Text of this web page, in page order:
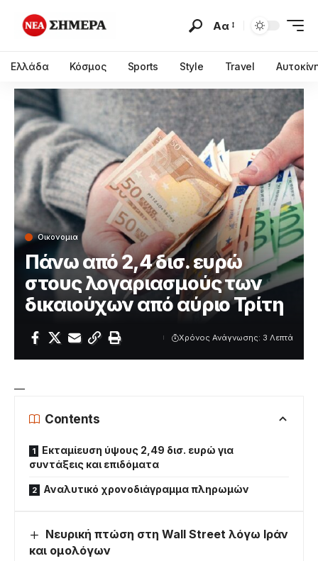
Αα
Ελλάδα Κόσμος Sports Style Travel
Οικονομια
Πάνω από 2,4 δισ. ευρώ
στους λογαριασμούς των
δικαιούχων από αύριο Τρίτη
Χρόνος Ανάγνωσης: 3 Λεπτά
—
Contents
Εκταμίευση ύψους 2,49 δισ. ευρώ για
συντάξεις και επιδόματα
Αναλυτικό χρονοδιάγραμμα πληρωμών
Νευρική πτώση στη Wall Street λόγω Ιράν
και ομολόγων